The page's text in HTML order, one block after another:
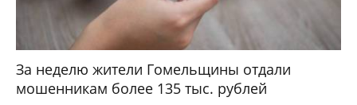
За неделю жители Гомельщины отдали
мошенникам более 135 тыс. рублей